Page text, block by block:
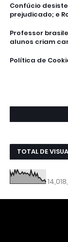
Confúcio desiste
prejudicado; e
Professor
alunos criam
Política de
TOTAL DE